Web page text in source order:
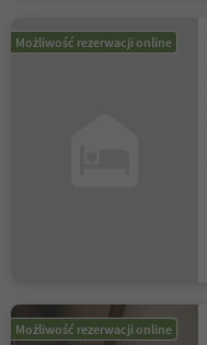
Możliwość rezerwacji online
Możliwość rezerwacji online